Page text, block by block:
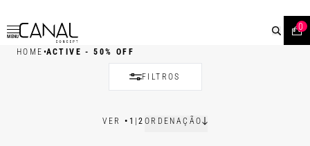
MENU
0
HOME •ACTIVE - 50% OFF
FILTROS
VER• 1 |2 ORDENAÇÃO